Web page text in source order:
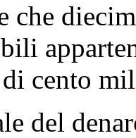
che
cento
del